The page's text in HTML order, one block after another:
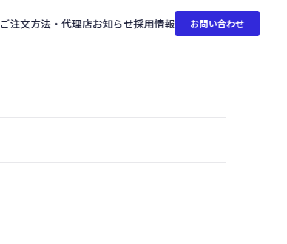
ご注文方法・代理店お知らせ採用情報 お問い合わせ